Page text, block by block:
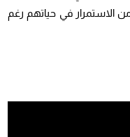
الاستمرار في حياتهم رغم